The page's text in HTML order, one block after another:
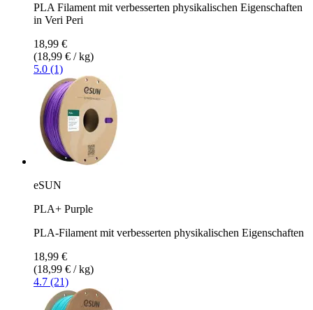
PLA Filament mit verbesserten physikalischen Eigenschaften
in Veri Peri
18,99 €
(18,99 € / kg)
5.0 (1)
eSUN
PLA+ Purple
PLA-Filament mit verbesserten physikalischen Eigenschaften
18,99 €
(18,99 € / kg)
4.7 (21)